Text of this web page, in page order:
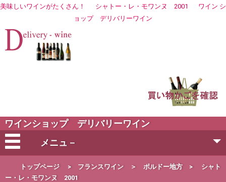
美味しいワインがたくさん！ シャトー・レ・モワンヌ 2001
ワイン シ
ョップデリバリーワイン
ワインショップ デリバリーワイン
メニュ－
会社概要
トップページ > フランスワイン ＞ ボルドー地方 >
シャト
ー・レ・モワンヌ 2001